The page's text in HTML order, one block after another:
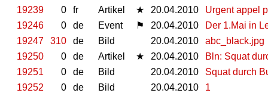
19239
0 fr Artikel ★ 20.04.2010
Urgent appel
19246
0 de Event ⚑ 20.04.2010
Der 1.Mai in
19247
310 de Bild 20.04.2010
abc_black.jpg
19250
0 de Artikel ★ 20.04.2010
Bln: Squat
19251
0 de Bild 20.04.2010
Squat durch
19252
0 de Bild 20.04.2010
1